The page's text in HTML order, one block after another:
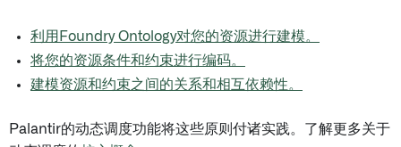
利用Foundry Ontology对您的资源进行建模。
将您的资源条件和约束进行编码。
建模资源和约束之间的关系和相互依赖性。
Palantir的动态调度功能将这些原则付诸实践。了解更多关于